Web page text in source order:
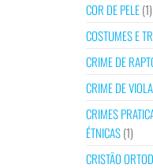
COR DE PELE(1)
COSTUMES E
CRIME DE
CRIME DE
CRIMES
ÉTNICAS(1)
CRISTÃO